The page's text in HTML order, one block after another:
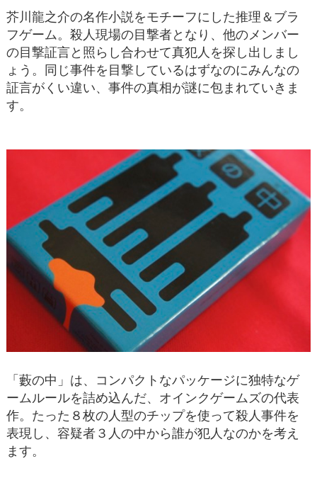
芥川龍之介の名作小説をモチーフにした推理＆ブラ
フゲーム。殺人現場の目撃者となり、他のメンバー
の目撃証言と照らし合わせて真犯人を探し出しまし
ょう。同じ事件を目撃しているはずなのにみんなの
証言がくい違い、事件の真相が謎に包まれていきま
す。
「藪の中」は、コンパクトなパッケージに独特なゲ
ームルールを詰め込んだ、オインクゲームズの代表
作。たった８枚の人型のチップを使って殺人事件を
表現し、容疑者３人の中から誰が犯人なのかを考え
ます。